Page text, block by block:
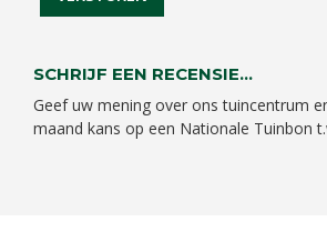
SCHRIJF EEN RECENSIE...
Geef uw mening over ons tuincentrum
maand kans op een Nationale Tuinbon